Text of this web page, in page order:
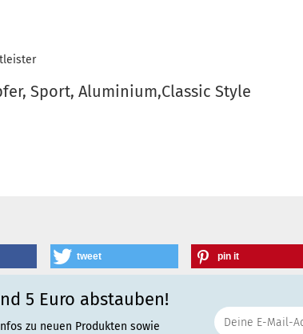
Sport, Aluminium,Classic Style
tweet pin it
5 Euro abstauben!
zu neuen Produkten sowie